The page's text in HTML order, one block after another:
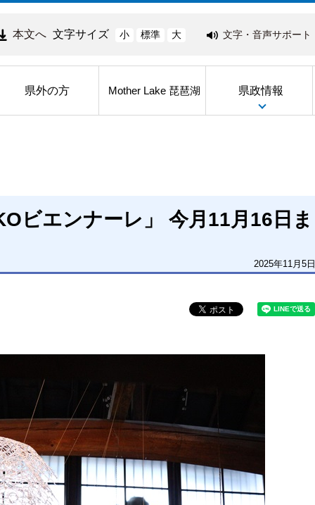
本文へ 文字サイズ 小 標準 大 文字・音声サポート
県外の方 Mother Lake 琵琶湖 県政情報
ビエンナーレ」 今月11月16日ま
2025年11月5